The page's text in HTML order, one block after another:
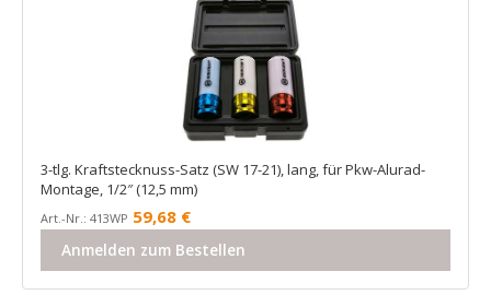
3-tlg. Kraftstecknuss-Satz (SW 17-21), lang, für Pkw-Alurad-
Montage, 1/2″ (12,5 mm)
Art.-Nr.: 413WP 59,68 €
Anmelden zum Bestellen